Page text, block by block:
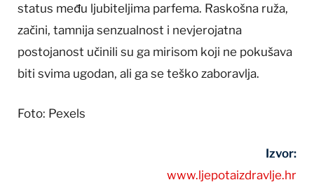
status među ljubiteljima parfema. Raskošna ruža,
začini, tamnija senzualnost i nevjerojatna
postojanost učinili su ga mirisom koji ne pokušava
biti svima ugodan, ali ga se teško zaboravlja.
Foto: Pexels
Izvor:
www.ljepotaizdravlje.hr